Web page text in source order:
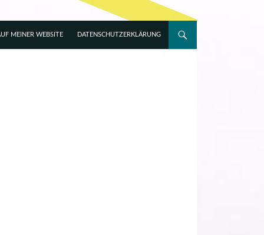
DATENSCHUTZERKLÄRUNG
MEINER WEBSITE